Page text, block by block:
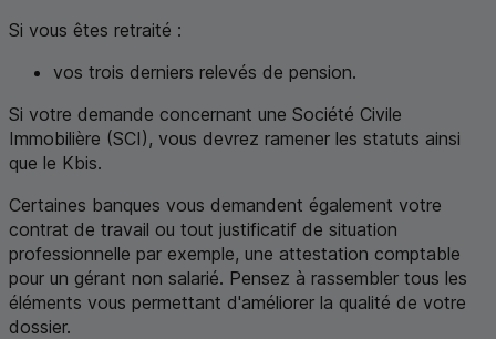
Si vous êtes retraité :
vos trois derniers relevés de pension.
Si votre demande concernant une Société Civile
Immobilière (SCI), vous devrez ramener les statuts ainsi
que le Kbis.
Certaines banques vous demandent également votre
contrat de travail ou tout justificatif de situation
professionnelle par exemple, une attestation comptable
pour un gérant non salarié. Pensez à rassembler tous les
éléments vous permettant d'améliorer la qualité de votre
dossier.